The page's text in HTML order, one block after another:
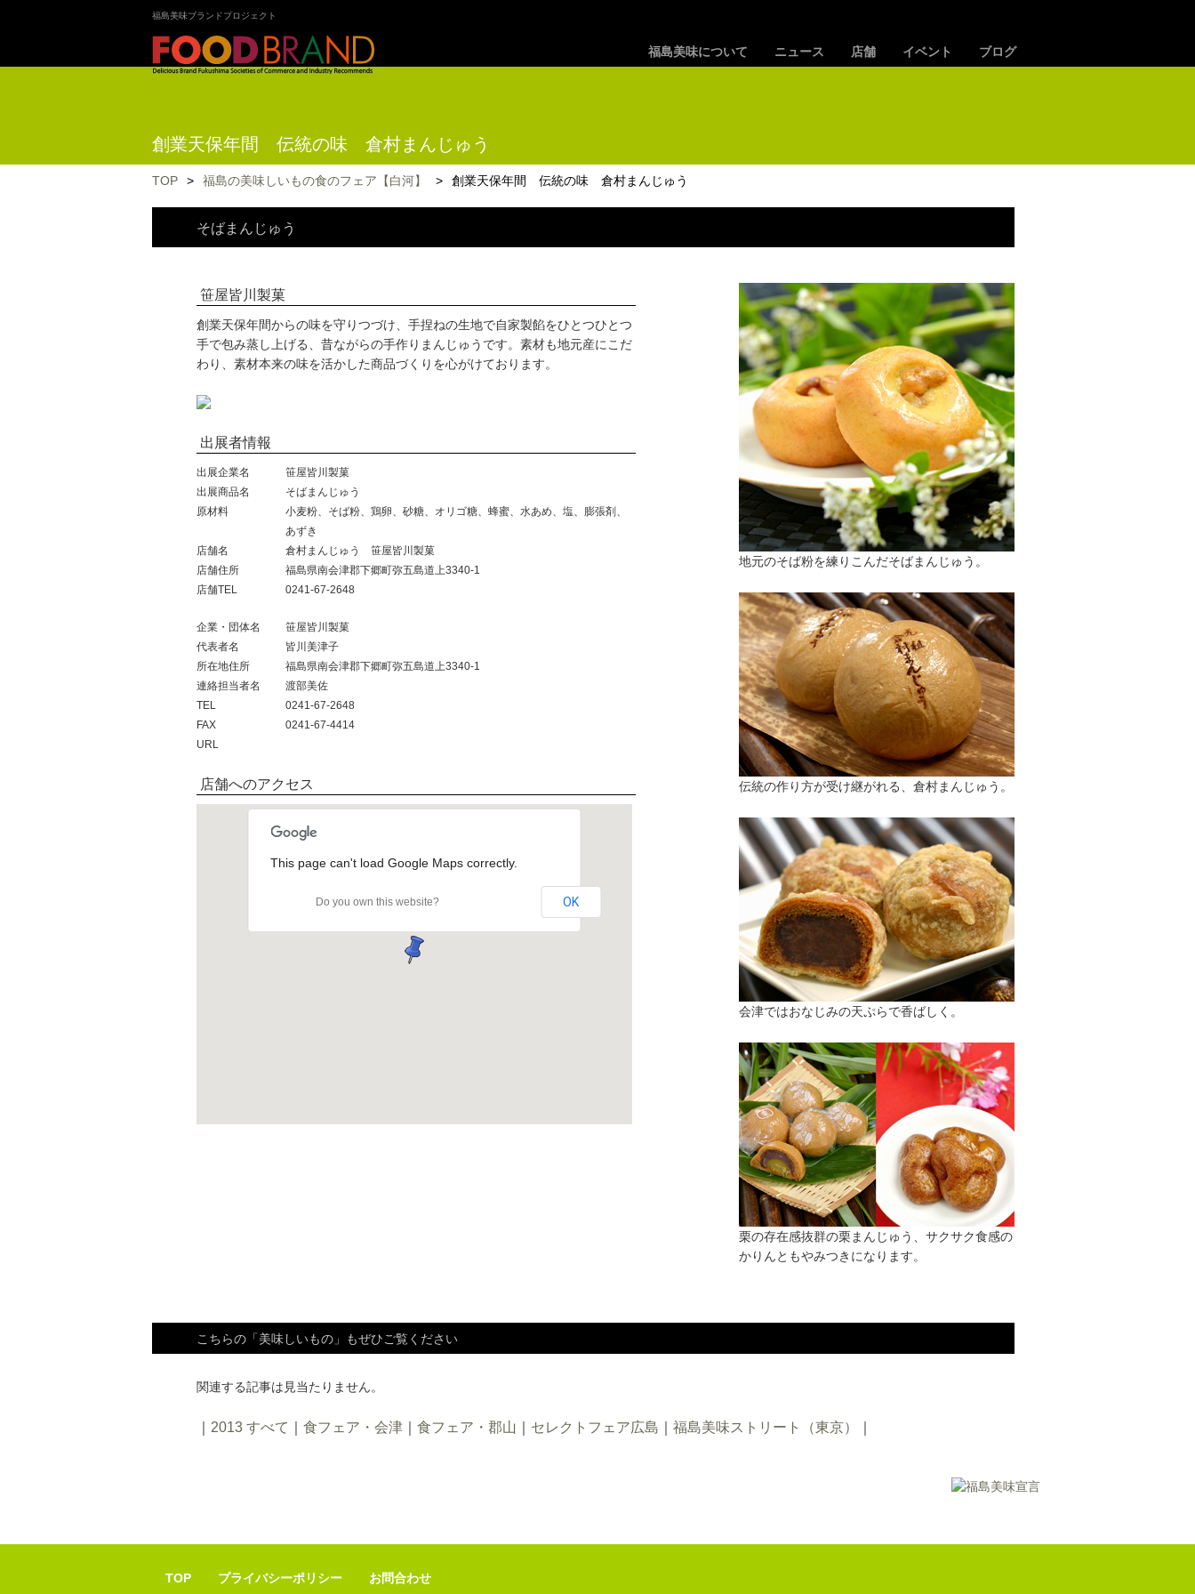
福島美味ブランドプロジェクト
福島美味について ニュース 店舗 イベント ブログ
創業天保年間 伝統の味 倉村まんじゅう
TOP > 福島の美味しいもの食のフェア【白河】 > 創業天保年間 伝統の味 倉村まんじゅう
そばまんじゅう
笹屋皆川製菓
創業天保年間からの味を守りつづけ、手捏ねの生地で自家製餡をひとつひとつ
手で包み蒸し上げる、昔ながらの手作りまんじゅうです。素材も地元産にこだ
わり、素材本来の味を活かした商品づくりを心がけております。
出展者情報
出展企業名
笹屋皆川製菓
出展商品名
そばまんじゅう
原材料
小麦粉、そば粉、鶏卵、砂糖、オリゴ糖、蜂蜜、水あめ、塩、膨張剤、
あずき
店舗名
倉村まんじゅう 笹屋皆川製菓
店舗住所
福島県南会津郡下郷町弥五島道上3340-1
店舗TEL
0241-67-2648
企業・団体名
笹屋皆川製菓
代表者名
皆川美津子
所在地住所
福島県南会津郡下郷町弥五島道上3340-1
連絡担当者名
渡部美佐
TEL
0241-67-2648
FAX
0241-67-4414
URL
店舗へのアクセス
This page can't load Google Maps correctly.
Do you own this website? OK
地元のそば粉を練りこんだそばまんじゅう。
伝統の作り方が受け継がれる、倉村まんじゅう。
会津ではおなじみの天ぷらで香ばしく。
栗の存在感抜群の栗まんじゅう、サクサク食感の
かりんともやみつきになります。
こちらの「美味しいもの」もぜひご覧ください
関連する記事は見当たりません。
2013 すべて 食フェア・会津 食フェア・郡山 セレクトフェア広島 福島美味ストリート（東京）
TOP プライバシーポリシー お問合わせ